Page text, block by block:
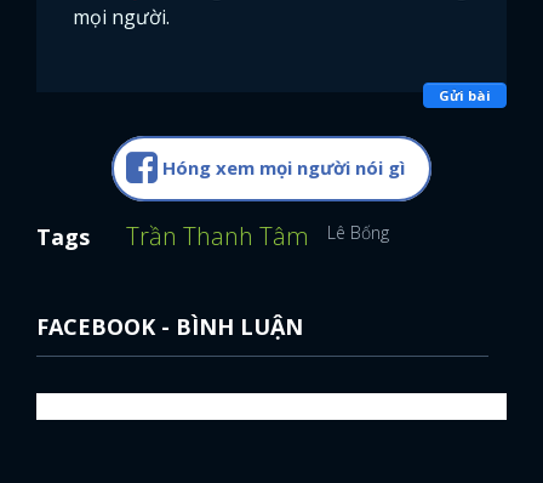
mọi người.
Gửi bài
Hóng xem mọi người nói gì
Tags Trần Thanh Tâm Lê Bống
FACEBOOK - BÌNH LUẬN